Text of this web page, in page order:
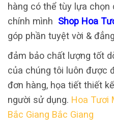
hàng có thể tùy lựa
chính mình Shop Hoa
góp phần tuyệt vời &
đảm bảo chất lượng tốt
của chúng tôi luôn được
đơn hàng, họa tiết thiết
người sử dụng. Hoa Tươi
Bắc Giang Bắc Giang